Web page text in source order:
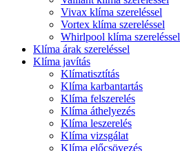
Vivax klíma szereléssel
Vortex klíma szereléssel
Whirlpool klíma szereléssel
Klíma árak szereléssel
Klíma javítás
Klímatisztítás
Klíma karbantartás
Klíma felszerelés
Klíma áthelyezés
Klíma leszerelés
Klíma vizsgálat
Klíma előcsövezés